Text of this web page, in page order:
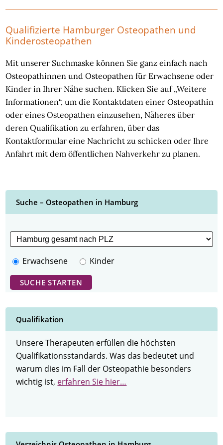
Qualifizierte Hamburger Osteopathen und
Kinderosteopathen
Mit unserer Suchmaske können Sie ganz einfach nach
Osteopathinnen und Osteopathen für Erwachsene oder
Kinder in Ihrer Nähe suchen. Klicken Sie auf „Weitere
Informationen“, um die Kontaktdaten einer Osteopathin
oder eines Osteopathen einzusehen, Näheres über
deren Qualifikation zu erfahren, über das
Kontaktformular eine Nachricht zu schicken oder Ihre
Anfahrt mit dem öffentlichen Nahverkehr zu planen.
Suche – Osteopathen in Hamburg
Erwachsene Kinder
Qualifikation
Unsere Therapeuten erfüllen die höchsten
Qualifikationsstandards. Was das bedeutet und
warum dies im Fall der Osteopathie besonders
wichtig ist, erfahren Sie hier…